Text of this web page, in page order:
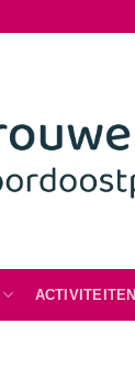
ACTIVITEITEN